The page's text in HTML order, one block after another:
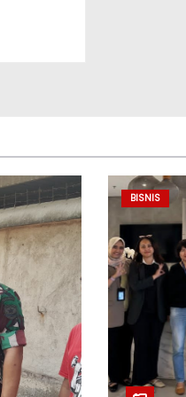
BISNIS